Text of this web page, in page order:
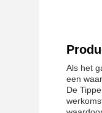
Als het
een
De